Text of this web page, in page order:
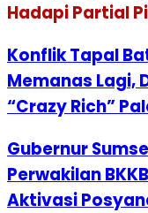
Hadapi Partial
Konflik Tapal
Memanas Lagi,
“Crazy Rich”
Gubernur
Perwakilan
Aktivasi